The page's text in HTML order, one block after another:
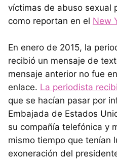
víctimas de abuso sexual
como reportan en el New
En enero de 2015, la
recibió un mensaje de
mensaje anterior no fue
enlace. La periodista
que se hacían pasar por
Embajada de Estados
su compañía telefónica y
mismo tiempo que tenían
exoneración del